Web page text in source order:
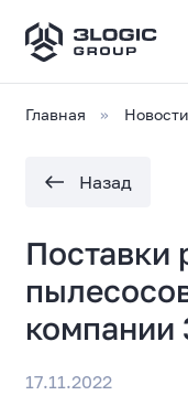
Главная Новости
Назад
Поставки
компании
17.11.2022